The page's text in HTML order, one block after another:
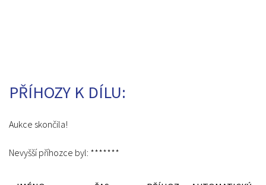
PŘÍHOZY K DÍLU:
Aukce skončila!
Nevyšší příhozce byl: *******